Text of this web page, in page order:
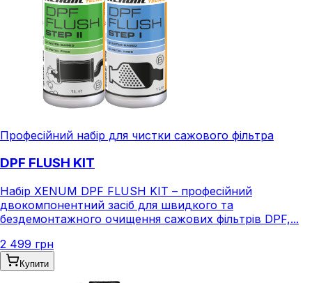
Професійний набір для чистки сажового фільтра
DPF FLUSH KIT
Набір XENUM DPF FLUSH KIT – професійний
двокомпонентний засіб для швидкого та
бездемонтажного очищення сажових фільтрів DPF,...
2 499 грн
Купити